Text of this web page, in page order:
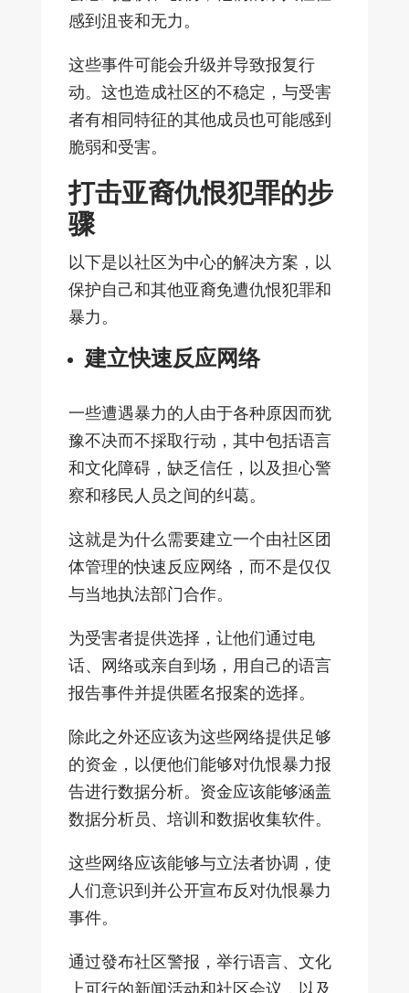
感到沮丧和无力。
这些事件可能会升级并导致报复行
动。这也造成社区的不稳定，与受害
者有相同特征的其他成员也可能感到
脆弱和受害。
打击亚裔仇恨犯罪的步
骤
以下是以社区为中心的解决方案，以
保护自己和其他亚裔免遭仇恨犯罪和
暴力。
建立快速反应网络
一些遭遇暴力的人由于各种原因而犹
豫不决而不採取行动，其中包括语言
和文化障碍，缺乏信任，以及担心警
察和移民人员之间的纠葛。
这就是为什么需要建立一个由社区团
体管理的快速反应网络，而不是仅仅
与当地执法部门合作。
为受害者提供选择，让他们通过电
话、网络或亲自到场，用自己的语言
报告事件并提供匿名报案的选择。
除此之外还应该为这些网络提供足够
的资金，以便他们能够对仇恨暴力报
告进行数据分析。资金应该能够涵盖
数据分析员、培训和数据收集软件。
这些网络应该能够与立法者协调，使
人们意识到并公开宣布反对仇恨暴力
事件。
通过發布社区警报，举行语言、文化
上可行的新闻活动和社区会议，以及